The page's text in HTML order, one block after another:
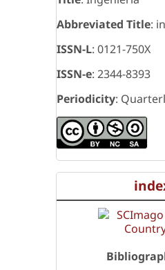
Abbreviated Title:
ISSN-L: 0121-750X
ISSN-e: 2344-8393
Periodicity: